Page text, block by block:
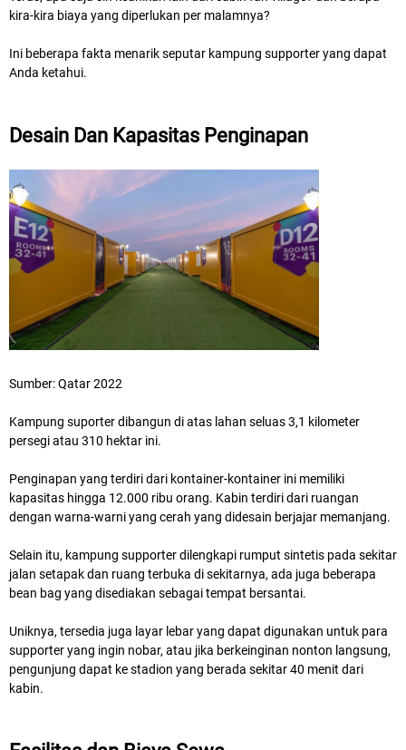
kira-kira biaya yang diperlukan per malamnya?
Ini beberapa fakta menarik seputar kampung supporter yang dapat
Anda ketahui.
Desain Dan Kapasitas Penginapan
Sumber: Qatar 2022
Kampung suporter dibangun di atas lahan seluas 3,1 kilometer
persegi atau 310 hektar ini.
Penginapan yang terdiri dari kontainer-kontainer ini memiliki
kapasitas hingga 12.000 ribu orang. Kabin terdiri dari ruangan
dengan warna-warni yang cerah yang didesain berjajar memanjang.
Selain itu, kampung supporter dilengkapi rumput sintetis pada sekitar
jalan setapak dan ruang terbuka di sekitarnya, ada juga beberapa
bean bag yang disediakan sebagai tempat bersantai.
Uniknya, tersedia juga layar lebar yang dapat digunakan untuk para
supporter yang ingin nobar, atau jika berkeinginan nonton langsung,
pengunjung dapat ke stadion yang berada sekitar 40 menit dari
kabin.